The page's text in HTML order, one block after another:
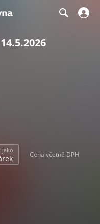
jako
Cena včetně DPH